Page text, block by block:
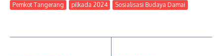
Pemkot Tangerang
pilkada 2024 Sosialisasi Budaya Damai